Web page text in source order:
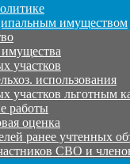
имуществом
участков
использования
участков льготным
работы
оценка
ранее учтенных
СВО и